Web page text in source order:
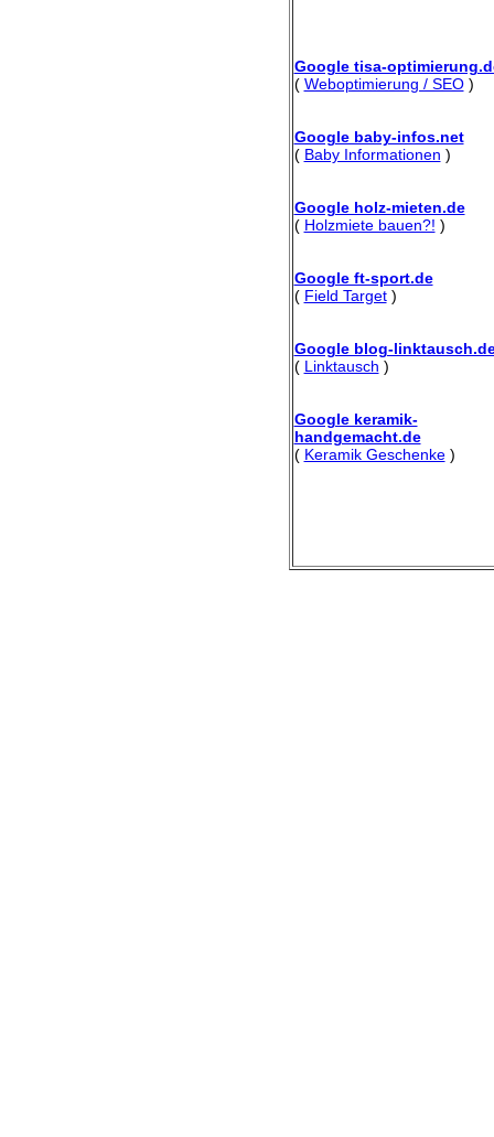
Google tisa-
( Weboptimierung / SEO)
Google baby-infos.net
( Baby Informationen )
Google holz-mieten.de
( Holzmiete bauen?! )
Google ft-sport.de
( Field Target)
Google blog-
( Linktausch )
Google keramik-
handgemacht.de
( Keramik Geschenke)